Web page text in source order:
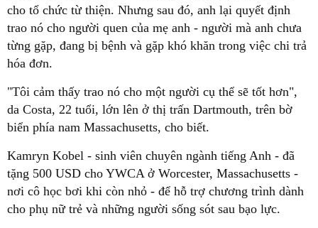
cho tổ chức từ thiện. Nhưng sau đó, anh lại quyết định
trao nó cho người quen của mẹ anh - người mà anh chưa
từng gặp, đang bị bệnh và gặp khó khăn trong việc chi trả
hóa đơn.
"Tôi cảm thấy trao nó cho một người cụ thể sẽ tốt hơn",
da Costa, 22 tuổi, lớn lên ở thị trấn Dartmouth, trên bờ
biển phía nam Massachusetts, cho biết.
Kamryn Kobel - sinh viên chuyên ngành tiếng Anh - đã
tặng 500 USD cho YWCA ở Worcester, Massachusetts -
nơi cô học bơi khi còn nhỏ - để hỗ trợ chương trình dành
cho phụ nữ trẻ và những người sống sót sau bạo lực.